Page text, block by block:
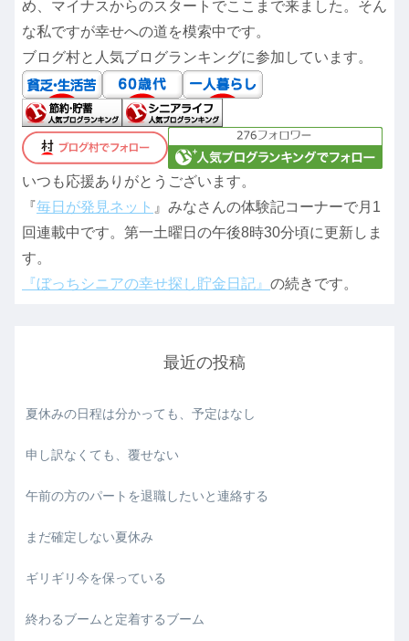
め、マイナスからのスタートでここまで来ました。そん
な私ですが幸せへの道を模索中です。
ブログ村と人気ブログランキングに参加しています。
いつも応援ありがとうございます。
『毎日が発見ネット 』みなさんの体験記コーナーで月1
回連載中です。第一土曜日の午後8時30分頃に更新しま
す。
『ぼっちシニアの幸せ探し貯金日記』 の続きです。
最近の投稿
夏休みの日程は分かっても、予定はなし
申し訳なくても、覆せない
午前の方のパートを退職したいと連絡する
まだ確定しない夏休み
ギリギリ今を保っている
終わるブームと定着するブーム